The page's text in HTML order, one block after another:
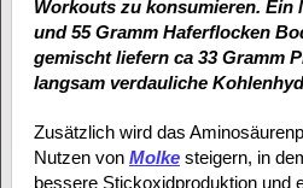
Workouts zu konsumieren. Ein
und 55 Gramm Haferflocken
gemischt liefern ca 33 Gramm
langsam verdauliche
Zusätzlich wird das
Nutzen von Molkesteigern, in
bessere Stickoxidproduktion und